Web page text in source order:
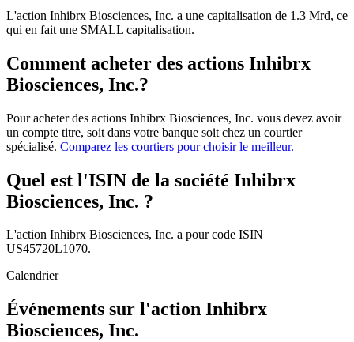
L'action Inhibrx Biosciences, Inc. a une capitalisation de 1.3 Mrd, ce
qui en fait une SMALL capitalisation.
Comment acheter des actions Inhibrx
Biosciences, Inc.?
Pour acheter des actions Inhibrx Biosciences, Inc. vous devez avoir
un compte titre, soit dans votre banque soit chez un courtier
spécialisé. Comparez les courtiers pour choisir le meilleur.
Quel est l'ISIN de la société Inhibrx
Biosciences, Inc. ?
L'action Inhibrx Biosciences, Inc. a pour code ISIN
US45720L1070.
Calendrier
Événements sur l'action Inhibrx
Biosciences, Inc.